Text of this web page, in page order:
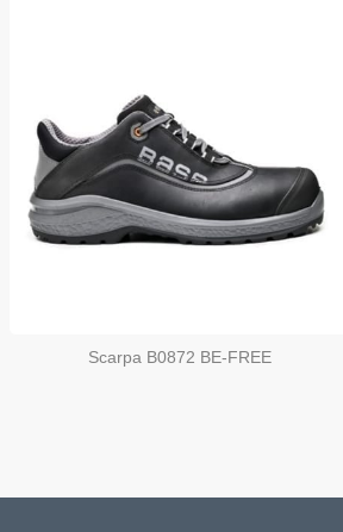
Scarpa B0872 BE-FREE